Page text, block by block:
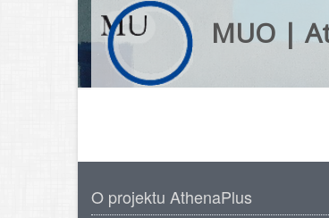
MUO |
O projektu AthenaPlus